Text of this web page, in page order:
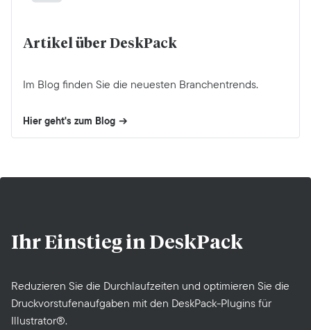
Artikel über DeskPack
Im Blog finden Sie die neuesten Branchentrends.
Hier geht's zum Blog
Ihr Einstieg in DeskPack
Reduzieren Sie die Durchlaufzeiten und optimieren Sie die
Druckvorstufenaufgaben mit den DeskPack-Plugins für
Illustrator®.